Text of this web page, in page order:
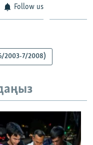
Follow us
2003-7/2008)